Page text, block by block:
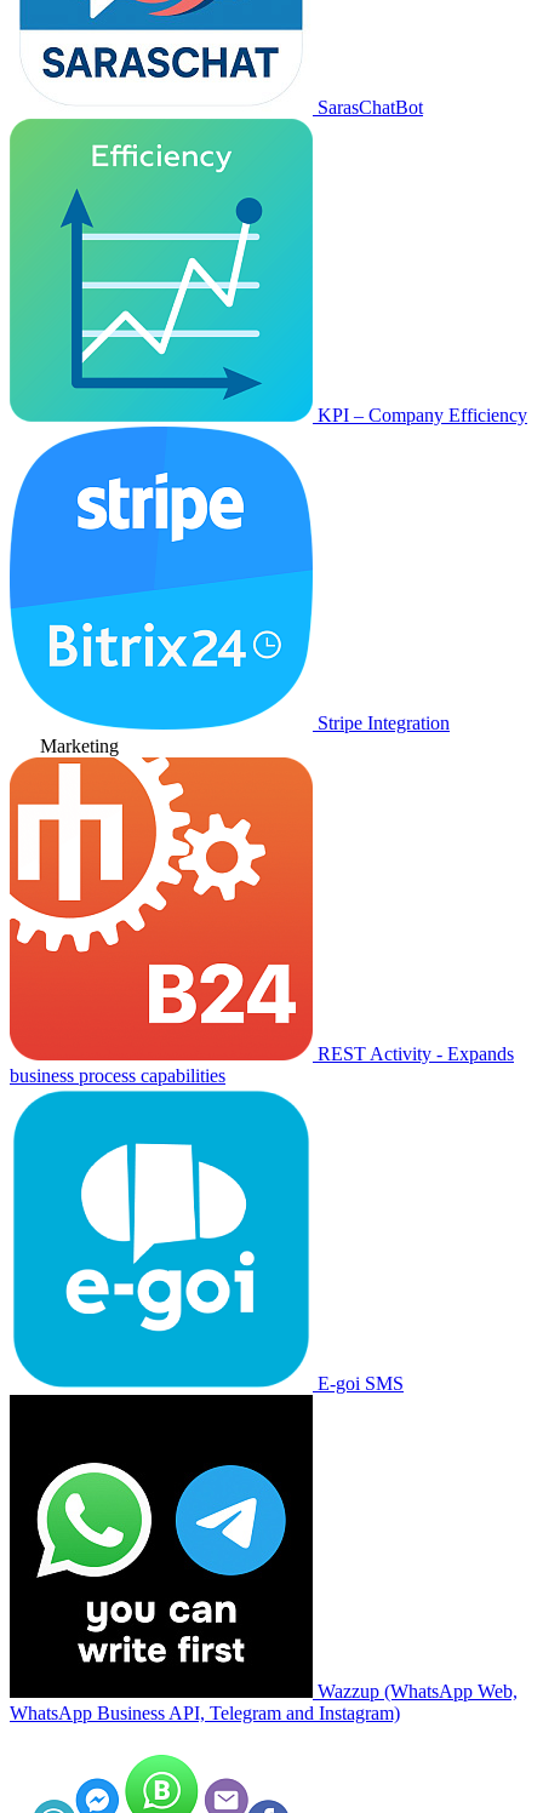
SarasChatBot
KPI – Company Efficiency
Stripe Integration
Marketing
REST Activity - Expands
business process capabilities
E-goi SMS
Wazzup (WhatsApp Web,
WhatsApp Business API, Telegram and Instagram)